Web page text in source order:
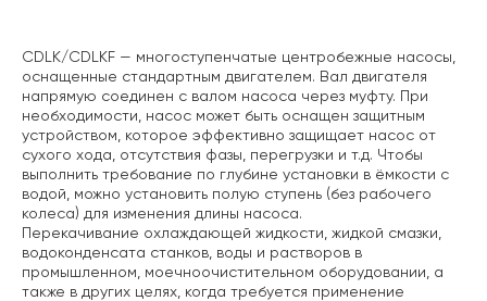
CDLK/CDLKF — многоступенчатые центробежные насосы,
оснащенные стандартным двигателем. Вал двигателя
напрямую соединен с валом насоса через муфту. При
необходимости, насос может быть оснащен защитным
устройством, которое эффективно защищает насос от
сухого хода, отсутствия фазы, перегрузки и т.д. Чтобы
выполнить требование по глубине установки в ёмкости с
водой, можно установить полую ступень (без рабочего
колеса) для изменения длины насоса.
Перекачивание охлаждающей жидкости, жидкой смазки,
водоконденсата станков, воды и растворов в
промышленном, моечноочистительном оборудовании, а
также в других целях, когда требуется применение